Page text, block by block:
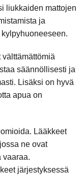
liukkaiden mattojen
ja
säännöllisesti ja
Lisäksi on hyvä
apua on
Lääkkeet
ne ovat
vaaraa.
järjestyksessä